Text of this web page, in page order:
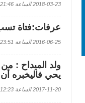
2018-03-23 الساعة 21:46
عرفات:فتاة تسب
2016-06-25 الساعة 23:51
ولد الميداح :
يحي فاليخبره
2017-11-20 الساعة 12:23